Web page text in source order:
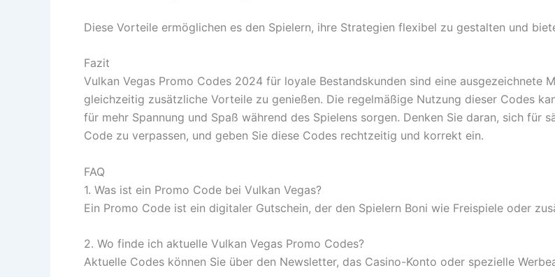
Diese Vorteile ermöglichen es den Spielern, ihre Strategien flexibel zu gestalten und
Fazit
Vulkan Vegas Promo Codes 2024 für loyale Bestandskunden sind eine ausgezeichnete
gleichzeitig zusätzliche Vorteile zu genießen. Die regelmäßige Nutzung dieser Codes
für mehr Spannung und Spaß während des Spielens sorgen. Denken Sie daran, sich für
Code zu verpassen, und geben Sie diese Codes rechtzeitig und korrekt ein.
FAQ
1. Was ist ein Promo Code bei Vulkan Vegas?
Ein Promo Code ist ein digitaler Gutschein, der den Spielern Boni wie Freispiele oder
2. Wo finde ich aktuelle Vulkan Vegas Promo Codes?
Aktuelle Codes können Sie über den Newsletter, das Casino-Konto oder spezielle